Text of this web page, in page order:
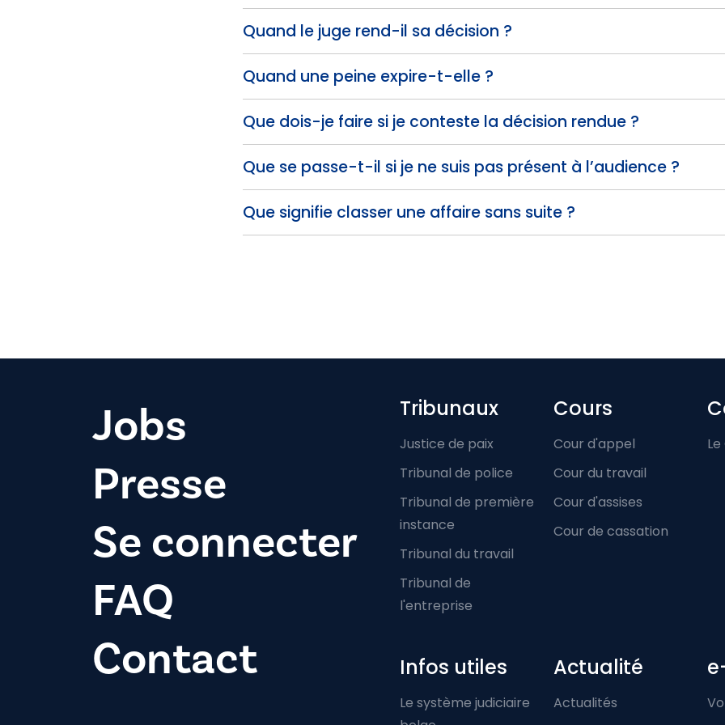
Quand le juge rend-il sa décision ?
Quand une peine expire-t-elle ?
Que dois-je faire si je conteste la décision rendue ?
Que se passe-t-il si je ne suis pas présent à l’audience ?
Que signifie classer une affaire sans suite ?
Jobs
Presse
Se connecter
FAQ
Contact
Footer-menu
Tribunaux
Justice de paix
Tribunal de police
Tribunal de première
instance
Tribunal du travail
Tribunal de
l'entreprise
Cours
Cour d'appel
Cour du travail
Cour d'assises
Cour de cassation
Infos utiles
Le système judiciaire
Actualité
Actualités